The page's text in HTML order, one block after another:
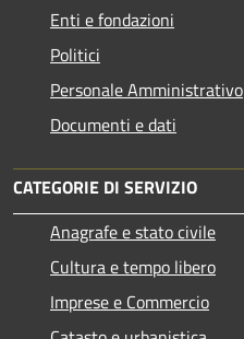
Enti e fondazioni
Politici
Personale Amministrativo
Documenti e dati
CATEGORIE DI SERVIZIO
Anagrafe e stato civile
Cultura e tempo libero
Imprese e Commercio